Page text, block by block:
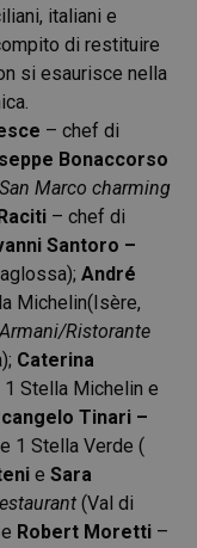
italiani e
di restituire
si esaurisce nella
– chef di
Bonaccorso
Marco charming
– chef di
Santoro –
André
Michelin(Isère,
Armani/Ristorante
Caterina
1 Stella Michelin e
Tinari –
1 Stella Verde (
e Sara
(Val di
e Robert Moretti –